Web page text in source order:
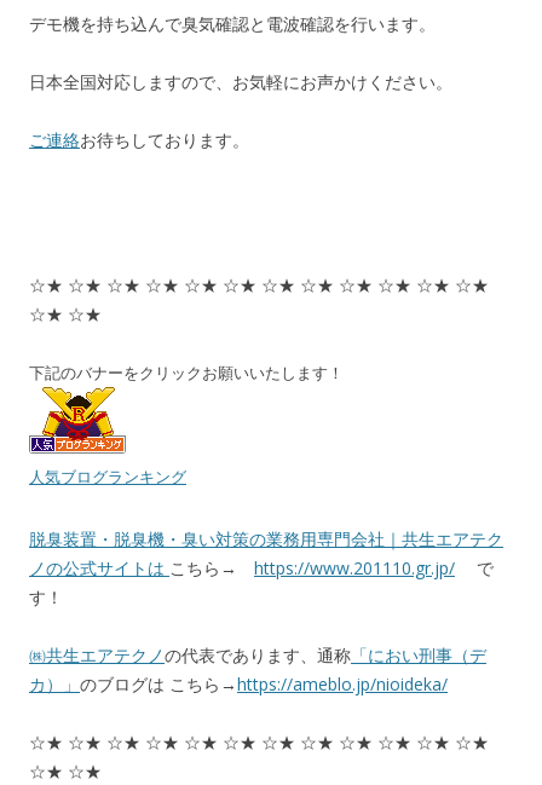
デモ機を持ち込んで臭気確認と電波確認を行います。
日本全国対応しますので、お気軽にお声かけください。
ご連絡お待ちしております。
☆★ ☆★ ☆★ ☆★ ☆★ ☆★ ☆★ ☆★ ☆★ ☆★ ☆★ ☆★
☆★ ☆★
下記のバナーをクリックお願いいたします！
人気ブログランキング
脱臭装置・脱臭機・臭い対策の業務用専門会社｜共生エアテク
ノの公式サイトは こちら→ https://www.201110.gr.jp/ で
す！
㈱共生エアテクノの代表であります、通称 「におい刑事（デ
カ）」 のブログは こちら→https://ameblo.jp/nioideka/
☆★ ☆★ ☆★ ☆★ ☆★ ☆★ ☆★ ☆★ ☆★ ☆★ ☆★ ☆★
☆★ ☆★